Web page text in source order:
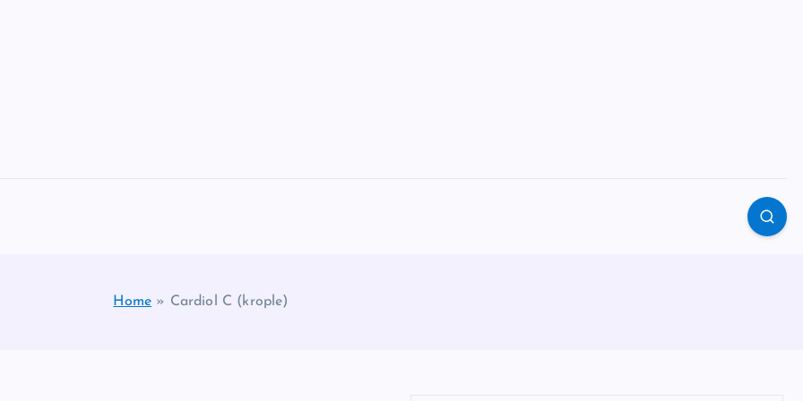
Home » Cardiol C (krople)